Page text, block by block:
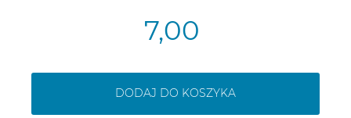
7,00
DODAJ DO KOSZYKA